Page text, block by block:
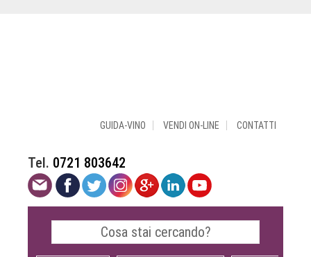
GUIDA-VINO VENDI ON-LINE CONTATTI
Tel. 0721 803642